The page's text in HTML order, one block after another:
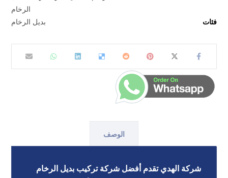
الرخام
فئات
بديل الرخام
الوصف
شركة الهدي تقدم أفضل شركة تركيب بديل الرخام